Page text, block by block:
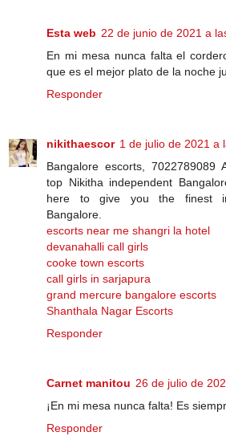
Esta web 22 de junio de 2021 a
En mi mesa nunca falta el
que es el mejor plato de la noche
Responder
nikithaescor 1 de julio de 2021 a
Bangalore escorts, 7022789089
top Nikitha independent
here to give you the finest
Bangalore.
escorts near me shangri la hotel
devanahalli call girls
cooke town escorts
call girls in sarjapura
grand mercure bangalore escorts
Shanthala Nagar Escorts
Responder
Carnet manitou 26 de julio de
¡En mi mesa nunca falta! Es
Responder